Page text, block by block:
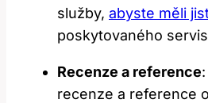
služby, abyste měli
poskytovaného
Recenze a reference
recenze a reference